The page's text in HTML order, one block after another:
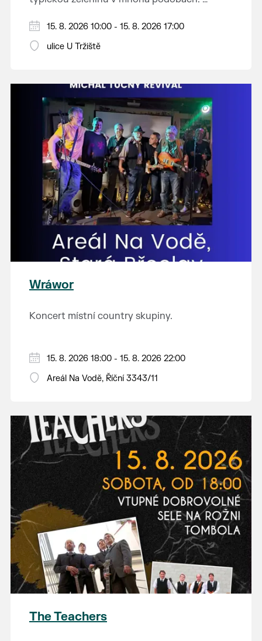
Swingalia.
Vstup volný.
15. 8. 2026 10:00 - 15. 8. 2026 17:00
ulice U Tržiště
Wráwor
Koncert místní country skupiny.
15. 8. 2026 18:00 - 15. 8. 2026 22:00
Areál Na Vodě, Říční 3343/11
The Teachers